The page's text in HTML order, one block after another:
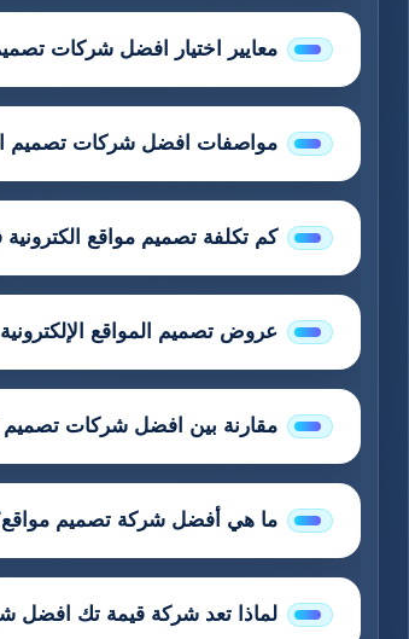
معايير اختيار افضل شركات
مواصفات افضل شركات تصميم
كم تكلفة تصميم مواقع
عروض تصميم المواقع الإلكترونية
مقارنة بين افضل شركات تصميم
ما هي أفضل شركة تصميم
لماذا تعد شركة قيمة تك افضل